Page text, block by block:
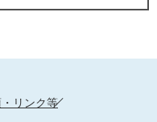
リンク等